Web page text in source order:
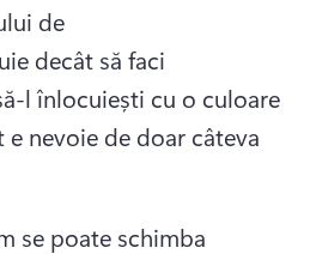
de
decât să faci
l înlocuiești cu o culoare
nevoie de doar câteva
se poate schimba